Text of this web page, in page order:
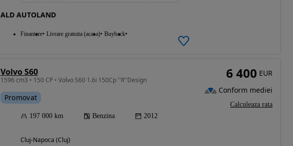
ALD AUTOLAND
Finantare Livrare gratuita (acasa) Buyback
Volvo S60
1596 cm3 • 150 CP • Volvo S60 1.6i 150Cp ''R''Design
Promovat
197 000 km Benzina 2012
Cluj-Napoca (Cluj)
6 400 EUR
Conform mediei
Calculeaza rata